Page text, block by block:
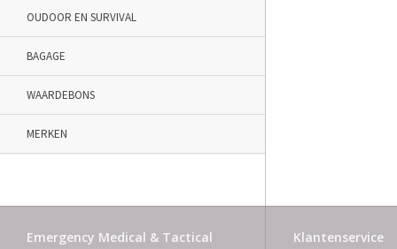
OUDOOR EN SURVIVAL
BAGAGE
WAARDEBONS
MERKEN
Emergency Medical & Tactical Klantenservice